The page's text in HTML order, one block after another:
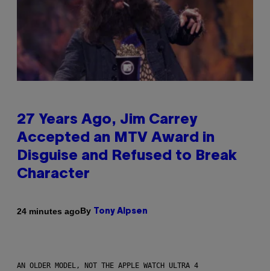
27 Years Ago, Jim Carrey
Accepted an MTV Award in
Disguise and Refused to Break
Character
24 minutes agoBy Tony Alpsen
AN OLDER MODEL, NOT THE APPLE WATCH ULTRA 4